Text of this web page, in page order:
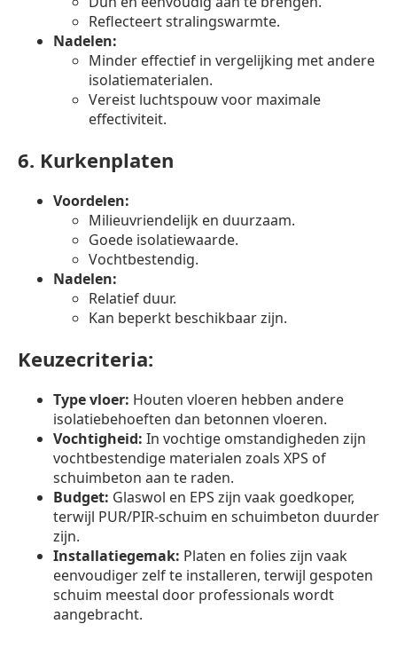
Reflecteert stralingswarmte.
Nadelen:
Minder effectief in vergelijking met andere
isolatiematerialen.
Vereist luchtspouw voor maximale
effectiviteit.
6. Kurkenplaten
Voordelen:
Milieuvriendelijk en duurzaam.
Goede isolatiewaarde.
Vochtbestendig.
Nadelen:
Relatief duur.
Kan beperkt beschikbaar zijn.
Keuzecriteria:
Type vloer: Houten vloeren hebben andere
isolatiebehoeften dan betonnen vloeren.
Vochtigheid: In vochtige omstandigheden zijn
vochtbestendige materialen zoals XPS of
schuimbeton aan te raden.
Budget: Glaswol en EPS zijn vaak goedkoper,
terwijl PUR/PIR-schuim en schuimbeton duurder
zijn.
Installatiegemak: Platen en folies zijn vaak
eenvoudiger zelf te installeren, terwijl gespoten
schuim meestal door professionals wordt
aangebracht.